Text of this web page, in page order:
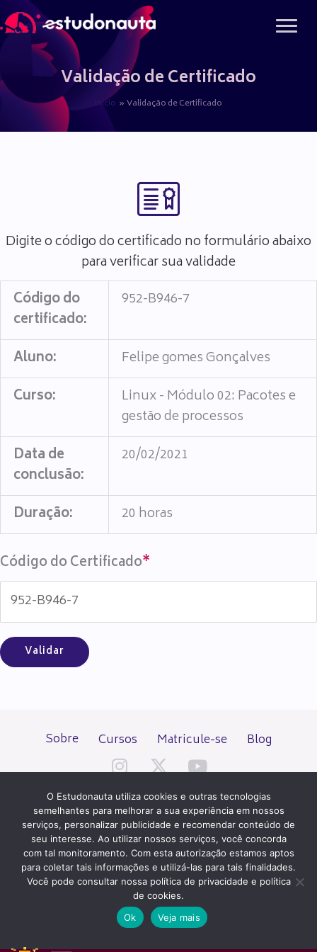
para
conteúdoValidação de Certificado
Início Validação de Certificado
Digite o código do certificado no formulário abaixo
para verificar sua validade
Código do
certificado:
952-B946-7
Aluno:
Felipe gomes Gonçalves
Curso:
Linux - Módulo 02: Pacotes e
gestão de processos
Data de
conclusão:
20/02/2021
Duração: 20 horas
Código do Certificado*
Sobre Cursos Matricule-se Blog
Todos os direitos reservados desde 2000.
PATROCÍNIO E HOSPEDAGEM
O Estudonauta utiliza cookies e outras tecnologias
semelhantes para melhorar a sua experiência em nossos
serviços, personalizar publicidade e recomendar conteúdo de
seu interesse. Ao utilizar nossos serviços, você concorda
com tal monitoramento. Com esta autorização estamos aptos
para coletar tais informações e utilizá-las para tais finalidades.
Você pode consultar nossa política de privacidade e política
de cookies.
Ok
Veja mais